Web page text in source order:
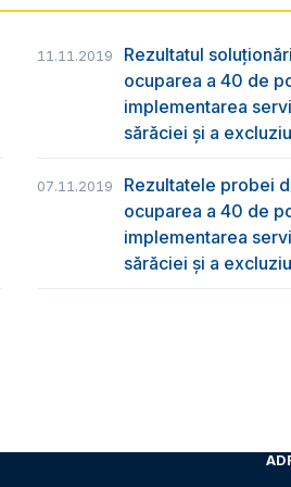
11.11.2019
Rezultatul
ocuparea a 40 de
implementarea
sărăciei și a
07.11.2019
Rezultatele probei
ocuparea a 40 de
implementarea
sărăciei și a